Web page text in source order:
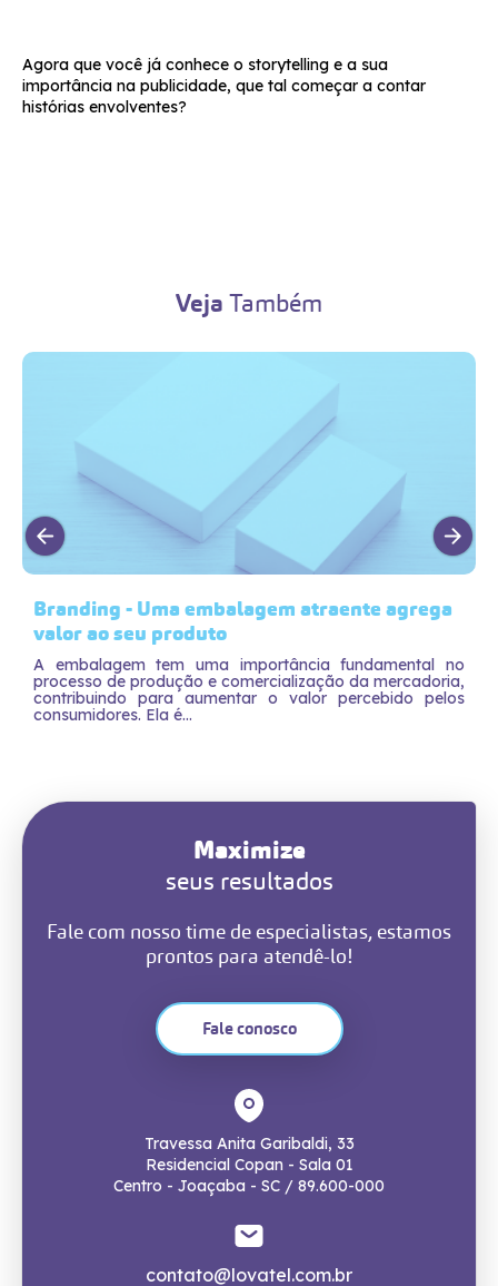
Agora que você já conhece o storytelling e a sua
importância na publicidade, que tal começar a contar
histórias envolventes?
Veja Também
Branding - Uma embalagem atraente agrega
valor ao seu produto
A embalagem tem uma importância fundamental no
processo de produção e comercialização da mercadoria,
contribuindo para aumentar o valor percebido pelos
consumidores. Ela é...
Maximize
seus resultados
Fale com nosso time de especialistas, estamos
prontos para atendê-lo!
Fale conosco
Travessa Anita Garibaldi, 33
Residencial Copan - Sala 01
Centro - Joaçaba - SC / 89.600-000
contato@lovatel.com.br